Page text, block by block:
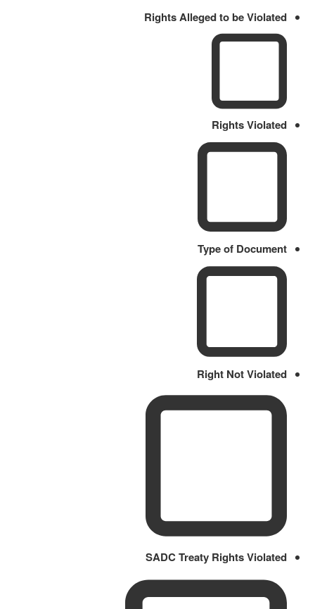
Rights Alleged to be Violated
Rights Violated
Type of Document
Right Not Violated
SADC Treaty Rights Violated